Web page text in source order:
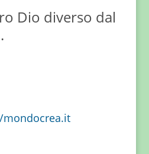
Dio diverso dal